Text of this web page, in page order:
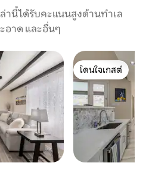
านี้ได้รับคะแนนสูงด้านทำเล
อาด และอื่นๆ
โดนใจเกสต์
โดนใจเกสต์